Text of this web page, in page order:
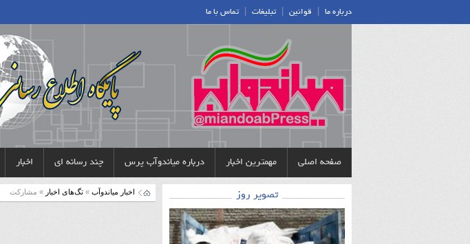
درباره ما قوانین |تبلیغات |تماس با ما
صفحه اصلی مهمترین اخبار درباره میاندوآب پرس چند رسانه ای اخبار
تصویر روز اخبار میاندوآب » تگ‌های اخبار » مشارکت